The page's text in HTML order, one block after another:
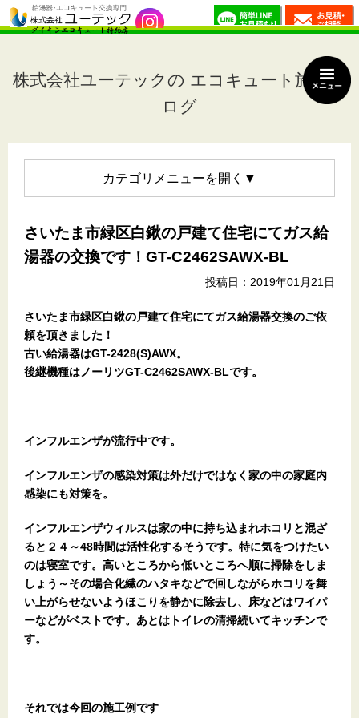
株式会社ユーテックの エコキュート施工ブ
ログ
カテゴリメニュー
さいたま市緑区白鍬の戸建て住宅にてガス給
湯器の交換です！GT-C2462SAWX-BL
投稿日：2019年01月21日
さいたま市緑区白鍬の戸建て住宅にてガス給湯器交換のご依
頼を頂きました！
古い給湯器はGT-2428(S)AWX。
後継機種はノーリツGT-C2462SAWX-BLです。
インフルエンザが流行中です。
インフルエンザの感染対策は外だけではなく家の中の家庭内
感染にも対策を。
インフルエンザウィルスは家の中に持ち込まれホコリと混ざ
ると２４～48時間は活性化するそうです。特に気をつけたい
のは寝室です。高いところから低いところへ順に掃除をしま
しょう～その場合化繊のハタキなどで回しながらホコリを舞
い上がらせないようほこりを静かに除去し、床などはワイパ
ーなどがベストです。あとはトイレの清掃続いてキッチンで
す。
それでは今回の施工例です